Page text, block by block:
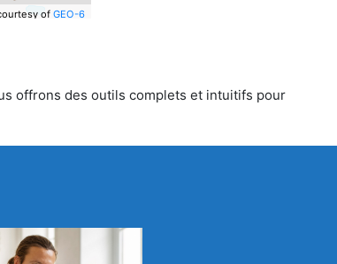
of GEO-6
offrons des outils complets et intuitifs pour